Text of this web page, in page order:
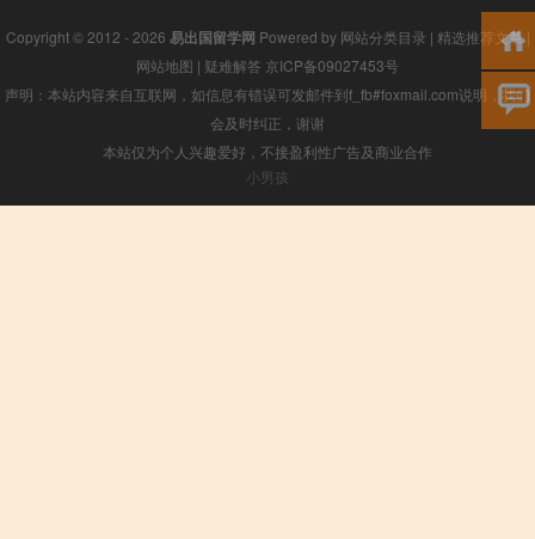
Copyright © 2012 - 2026 易出国留学网 Powered by 网站分类目录 | 精选推荐文章|
网站地图 | 疑难解答 京ICP备09027453号
声明：本站内容来自互联网，如信息有错误可发邮件到f_fb#foxmail.com说明，我们
会及时纠正，谢谢
本站仅为个人兴趣爱好，不接盈利性广告及商业合作
小男孩